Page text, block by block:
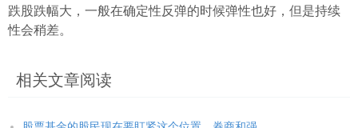
跌股跌幅大，一般在确定性反弹的时候弹性也好，但是持续
性会稍差。
相关文章阅读